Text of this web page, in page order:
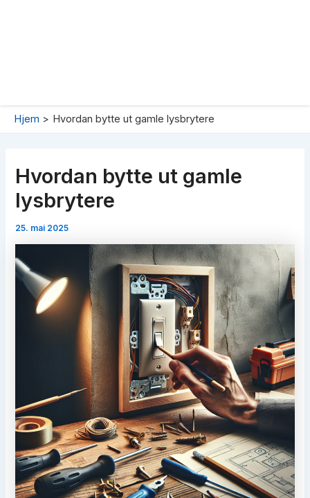
Hjem Hvordan bytte ut gamle lysbrytere
Hvordan bytte ut gamle
lysbrytere
25. mai 2025